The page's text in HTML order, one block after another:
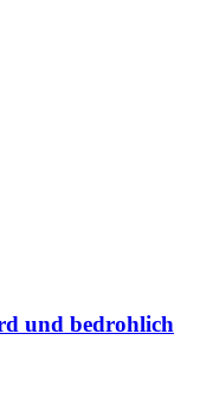
und bedrohlich